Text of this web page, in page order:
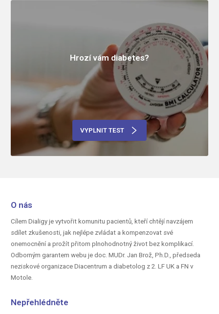
Hrozí vám diabetes?
VYPLNIT TEST
O nás
Cílem Dialigy je vytvořit komunitu pacientů, kteří chtějí navzájem
sdílet zkušenosti, jak nejlépe zvládat a kompenzovat své
onemocnění a prožít přitom plnohodnotný život bez komplikací.
Odborným garantem webu je doc. MUDr. Jan Brož, Ph.D., předseda
neziskové organizace Diacentrum a diabetolog z 2. LF UK a FN v
Motole.
Nepřehlédněte